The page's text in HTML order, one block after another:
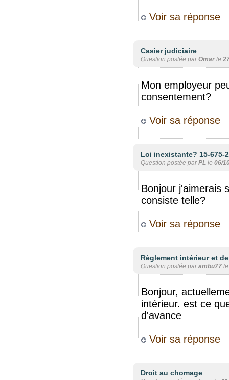
Voir sa réponse
Casier judiciaire
Question postée parOmar le
Mon employeur
consentement?
Voir sa réponse
Loi inexistante? 15-675-
Question postée parPL le 06/
Bonjour j'aimerais
consiste telle?
Voir sa réponse
Règlement intérieur et
Question postée parambu77
Bonjour,
intérieur. est ce
d'avance
Voir sa réponse
Droit au chomage